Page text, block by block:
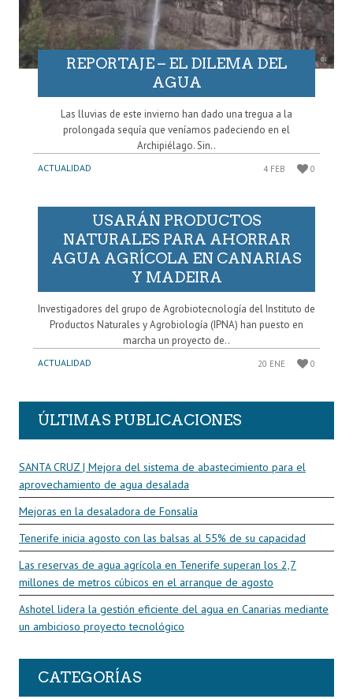
REPORTAJE – EL DILEMA DEL
AGUA
Las lluvias de este invierno han dado una tregua a la
prolongada sequía que veníamos padeciendo en el
Archipiélago. Sin..
ACTUALIDAD 4 FEB 0
USARÁN PRODUCTOS
NATURALES PARA AHORRAR
AGUA AGRÍCOLA EN CANARIAS
Y MADEIRA
Investigadores del grupo de Agrobiotecnología del Instituto de
Productos Naturales y Agrobiología (IPNA) han puesto en
marcha un proyecto de..
ACTUALIDAD 20 ENE 0
ÚLTIMAS PUBLICACIONES
SANTA CRUZ | Mejora del sistema de abastecimiento para el
aprovechamiento de agua desalada
Mejoras en la desaladora de Fonsalía
Tenerife inicia agosto con las balsas al 55% de su capacidad
Las reservas de agua agrícola en Tenerife superan los 2,7
millones de metros cúbicos en el arranque de agosto
Ashotel lidera la gestión eficiente del agua en Canarias mediante
un ambicioso proyecto tecnológico
CATEGORÍAS